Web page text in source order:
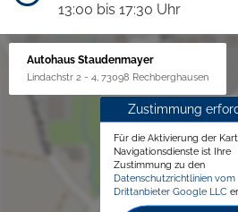
13:00 bis 17:30 Uhr
Autohaus Staudenmayer
Lindachstr 2 - 4, 73098 Rechberghausen
Zustimmung
Für die Aktivierung der
Navigationsdienste ist Ihre
Zustimmung zu den
Datenschutzrichtlinien vom
Drittanbieter Google LLC